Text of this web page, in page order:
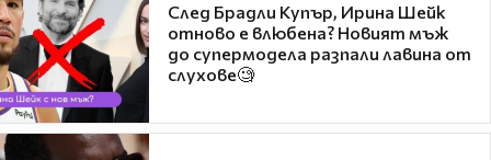
След Брадли Купър, Ирина Шейк
отново е влюбена? Новият мъж
до супермодела разпали лавина от
слухове🧐